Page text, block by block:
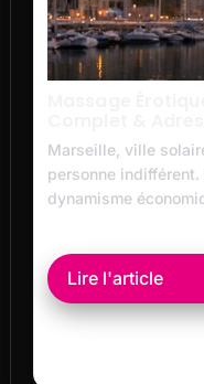
Marseille, ville
personne
dynamisme
Lire l'article